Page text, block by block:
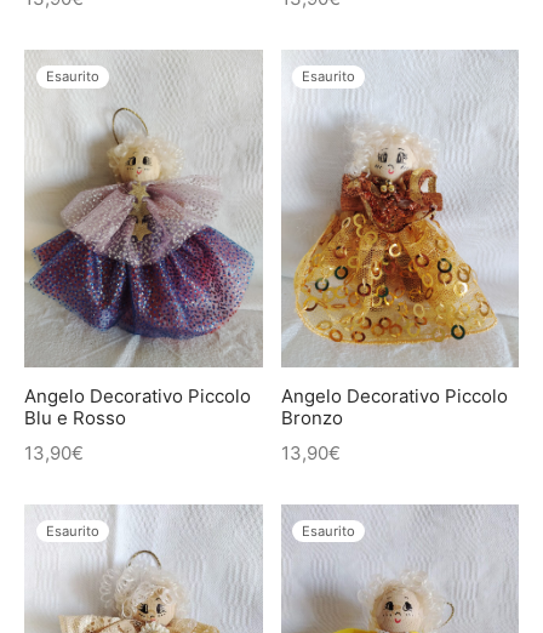
Esaurito
Angelo Decorativo Piccolo
Blu e Rosso
13,90€
Esaurito
Angelo Decorativo Piccolo
Bronzo
13,90€
Esaurito Esaurito